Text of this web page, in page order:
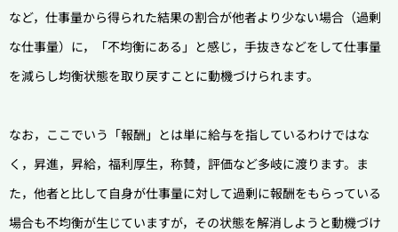
など，仕事量から得られた結果の割合が他者より少ない場合（過剰
な仕事量）に，「不均衡にある」と感じ，手抜きなどをして仕事量
を減らし均衡状態を取り戻すことに動機づけられます。
なお，ここでいう「報酬」とは単に給与を指しているわけではな
く，昇進，昇給，福利厚生，称賛，評価など多岐に渡ります。 ま
た，他者と比して自身が仕事量に対して過剰に報酬をもらっている
場合も不均衡が生じていますが，その状態を解消しようと動機づけ